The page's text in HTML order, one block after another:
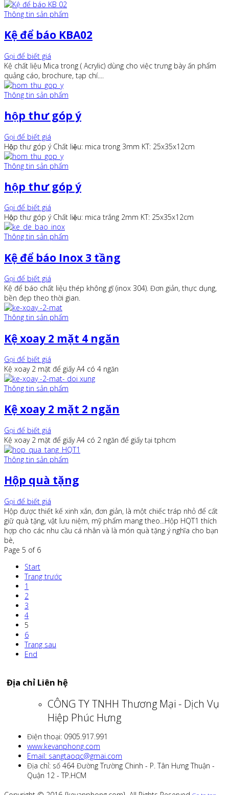
Thông tin sản phẩm
Kệ để báo KBA02
Gọi để biết giá
Kệ chất liệu Mica trong ( Acrylic) dùng cho việc trưng bày ấn phẩm
quảng cáo, brochure, tạp chí....
Thông tin sản phẩm
hộp thư góp ý
Gọi để biết giá
Hộp thư góp ý Chất liệu: mica trong 3mm KT: 25x35x12cm
Thông tin sản phẩm
hộp thư góp ý
Gọi để biết giá
Hộp thư góp ý Chất liệu: mica trắng 2mm KT: 25x35x12cm
Thông tin sản phẩm
Kệ để báo Inox 3 tầng
Gọi để biết giá
Kệ để báo chất liệu thép không gĩ (inox 304). Đơn giản, thực dụng,
bền đẹp theo thời gian.
Thông tin sản phẩm
Kệ xoay 2 mặt 4 ngăn
Gọi để biết giá
Kệ xoay 2 mặt để giấy A4 có 4 ngăn
Thông tin sản phẩm
Kệ xoay 2 mặt 2 ngăn
Gọi để biết giá
Kệ xoay 2 mặt để giấy A4 có 2 ngăn để giấy tại tphcm
Thông tin sản phẩm
Hộp quà tặng
Gọi để biết giá
Hộp được thiết kế xinh xắn, đơn giản, là một chiếc tráp nhỏ để cất
giữ quà tặng, vật lưu niệm, mỹ phẩm mang theo...Hộp HQT1 thích
hợp cho các nhu cầu cá nhân và là món quà tặng ý nghĩa cho bạn
bè,
Page 5 of 6
Start
Trang trước
1
2
3
4
5
6
Trang sau
End
Địa chỉ Liên hệ
CÔNG TY TNHH Thương Mại - Dịch Vụ
Hiệp Phúc Hưng
Điện thoại: 0905.917.991
www.kevanphong.com
Email: sangtaoqc@gmai.com
Địa chỉ: số 464 Đường Trường Chinh - P. Tân Hưng Thuận -
Quận 12 - TP.HCM